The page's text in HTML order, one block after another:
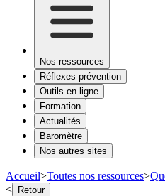
Nos ressources
Réflexes prévention
Outils en ligne
Formation
Actualités
Baromètre
Nos autres sites
Accueil>Toutes nos ressources>
< Retour